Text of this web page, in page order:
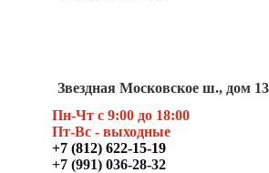
Звездная Московское ш., дом
Пн-Чт с 9:00 до 18:00
Пт-Вс - выходные
+7 (812) 622-15-19
+7 (991) 036-28-32